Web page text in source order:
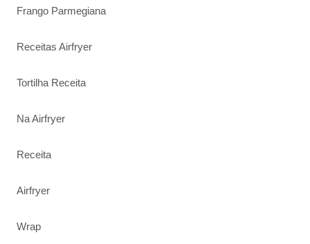
Frango Parmegiana
Receitas Airfryer
Tortilha Receita
Na Airfryer
Receita
Airfryer
Wrap